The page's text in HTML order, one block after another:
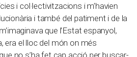
i col·lectivitzacions i m’havien
i també del patiment i de la
que l’Estat espanyol,
era el lloc del món on més
no s’ha fet cap acció per buscar-